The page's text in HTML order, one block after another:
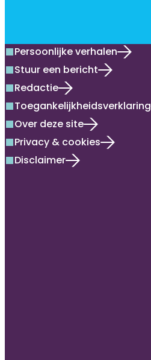
Persoonlijke verhalen
Stuur een bericht
Redactie
Toegankelijkheidsverklaring
Over deze site
Privacy & cookies
Disclaimer